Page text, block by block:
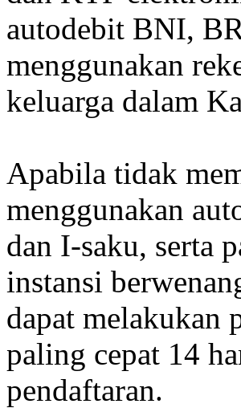
autodebit BNI,
menggunakan
keluarga dalam
Apabila tidak
menggunakan
dan I-saku, serta
instansi
dapat melakukan
paling cepat 14
pendaftaran.